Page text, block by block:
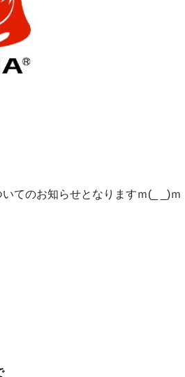
てのお知らせとなりますｍ(_ _)ｍ